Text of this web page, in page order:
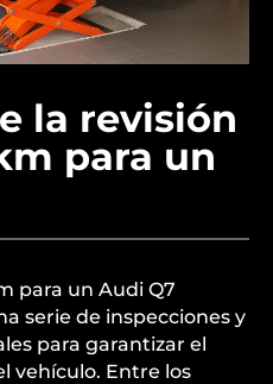
la revisión
para un
para un Audi Q7
serie de inspecciones y
para garantizar el
vehículo. Entre los